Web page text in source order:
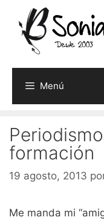
contenido
Menú
formación
19 agosto, 2013
Me manda mi